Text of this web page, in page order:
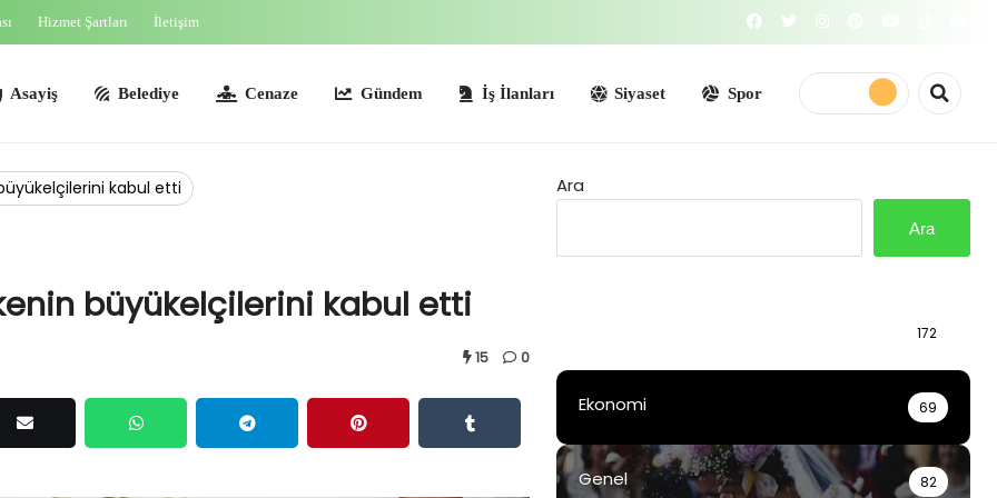
Hizmet Şartları İletişim
Belediye Cenaze Gündem İş İlanları Siyaset Spor
kabul etti
büyükelçilerini kabul etti
15 0
Ara
Ara
172
Ekonomi 69
Genel 82